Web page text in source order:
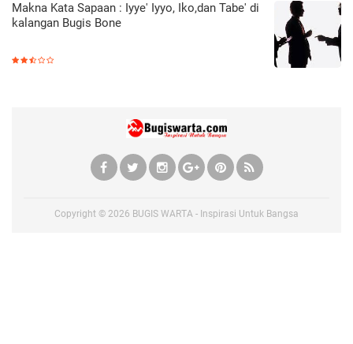
Makna Kata Sapaan : Iyye' Iyyo, Iko,dan Tabe' di
kalangan Bugis Bone
Copyright © 2026 BUGIS WARTA - Inspirasi Untuk Bangsa